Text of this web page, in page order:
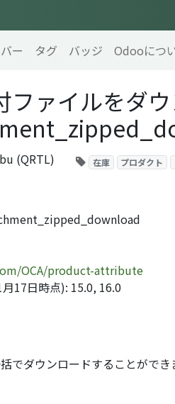
ー タグ バッジ Odooにつ
ファイルをダ
(QRTL) 在庫 プロダクト
OCA/product-attribute
17日時点): 15.0, 16.0
でダウンロードすることができ